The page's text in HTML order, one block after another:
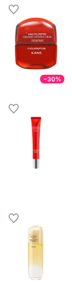
−30%